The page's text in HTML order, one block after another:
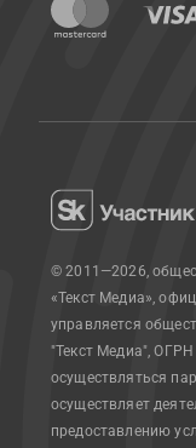
© 2011—2026,
«Текст Медиа»,
управляется
"Текст Медиа",
осуществляться
осуществляет
предоставлению